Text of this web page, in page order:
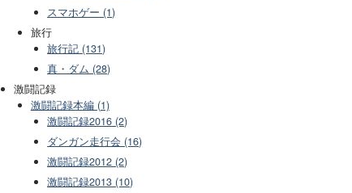
スマホゲー (1)
旅行
旅行記 (131)
真・ダム (28)
激闘記録
激闘記録本編 (1)
激闘記録2016 (2)
ダンガン走行会 (16)
激闘記録2012 (2)
激闘記録2013 (10)